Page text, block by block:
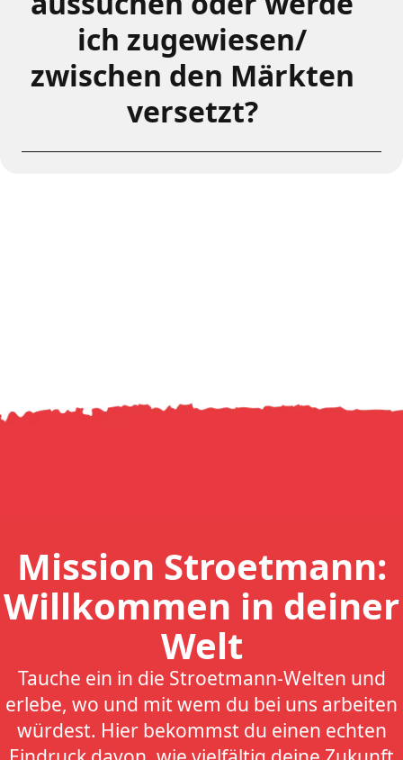
ich zugewiesen/
zwischen den Märkten
versetzt?
Mission Stroetmann:
Willkommen in deiner
Welt
Tauche ein in die Stroetmann-Welten und
erlebe, wo und mit wem du bei uns arbeiten
würdest. Hier bekommst du einen echten